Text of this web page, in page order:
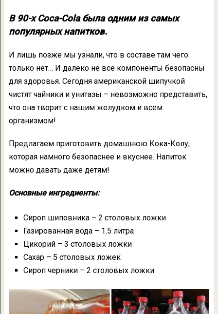
В 90-х Coca-Cola была одним из самых
популярных напитков.
И лишь позже мы узнали, что в составе там чего
только нет… И далеко не все компоненты безопасны
для здоровья. Сегодня американской шипучкой
чистят чайники и унитазы – невозможно представить,
что она творит с нашим желудком и всем
организмом!
Предлагаем приготовить домашнюю Кока-Колу,
которая намного безопаснее и вкуснее. Напиток
можно давать даже детям!
Основные ингредиенты:
Сироп шиповника – 2 столовых ложки
Газированная вода – 1.5 литра
Цикорий – 3 столовых ложки
Сахар – 5 столовых ложек
Сироп черники – 2 столовых ложки